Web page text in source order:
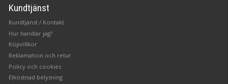
Kundtjänst
Kundtjänst / Kontakt
Hur handlar jag?
Köpvillkor
Reklamation och retur
Policy och cookies
Elkostnad belysning